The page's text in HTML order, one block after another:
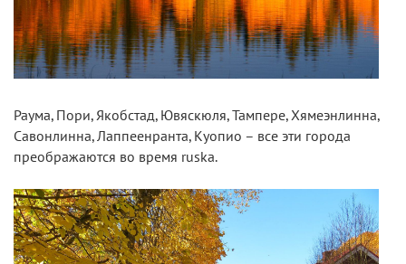
Раума, Пори, Якобстад, Ювяскюля, Тампере, Хямеэнлинна,
Савонлинна, Лаппеенранта, Куопио – все эти города
преображаются во время ruska.